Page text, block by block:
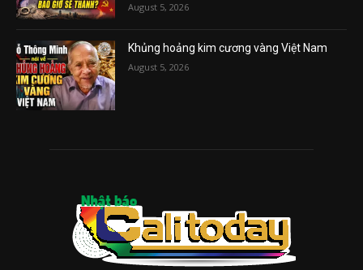
August 5, 2026
Khủng hoảng kim cương vàng Việt Nam
August 5, 2026